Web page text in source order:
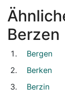
Berzen
Bergen
Berken
Berzin